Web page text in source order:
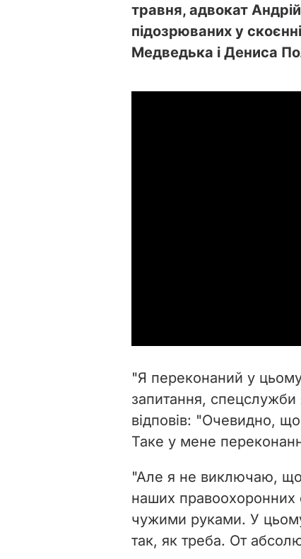
травня, адвокат
підозрюваних у
Медведька і Дениса
"Я переконаний у
запитання, спецслужби
відповів: "Очевидно,
Таке у мене
"Але я не виключаю, що
наших правоохоронних
чужими руками. У
так, як треба. От